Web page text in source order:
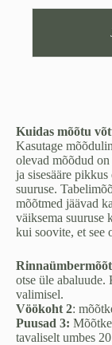
Kuidas mõõtu
Kasutage
olevad mõõdud
ja sisesääre
suuruse.
mõõtmed jäävad
väiksema suuruse
kui soovite, et see
otse üle abaluude.
valimisel.
Vöökoht 2:
Puusad 3:
tavaliselt umbes